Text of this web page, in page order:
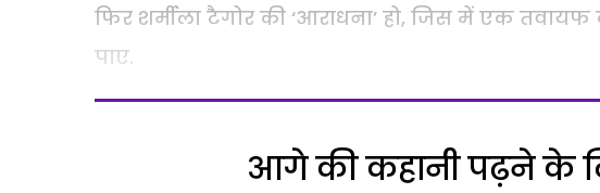
फिर शर्मीला टैगोर की ‘आराधना’ हो, जिस में एक
पाए.
आगे की कहानी पढ़ने के